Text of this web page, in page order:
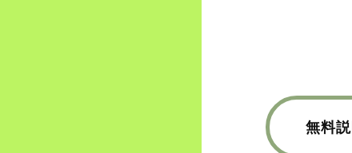
無料